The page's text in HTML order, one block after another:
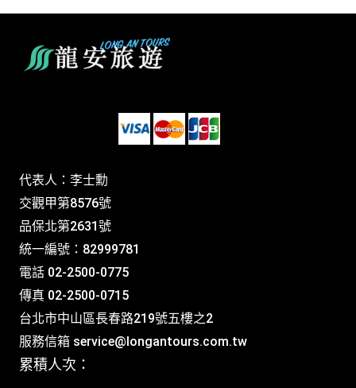
代表人：李士勳
交觀甲第8576號
品保北第2631號
統一編號：82999781
電話 02-2500-0775
傳真 02-2500-0715
台北市中山區長春路219號五樓之2
服務信箱 service@longantours.com.tw
累積人次：